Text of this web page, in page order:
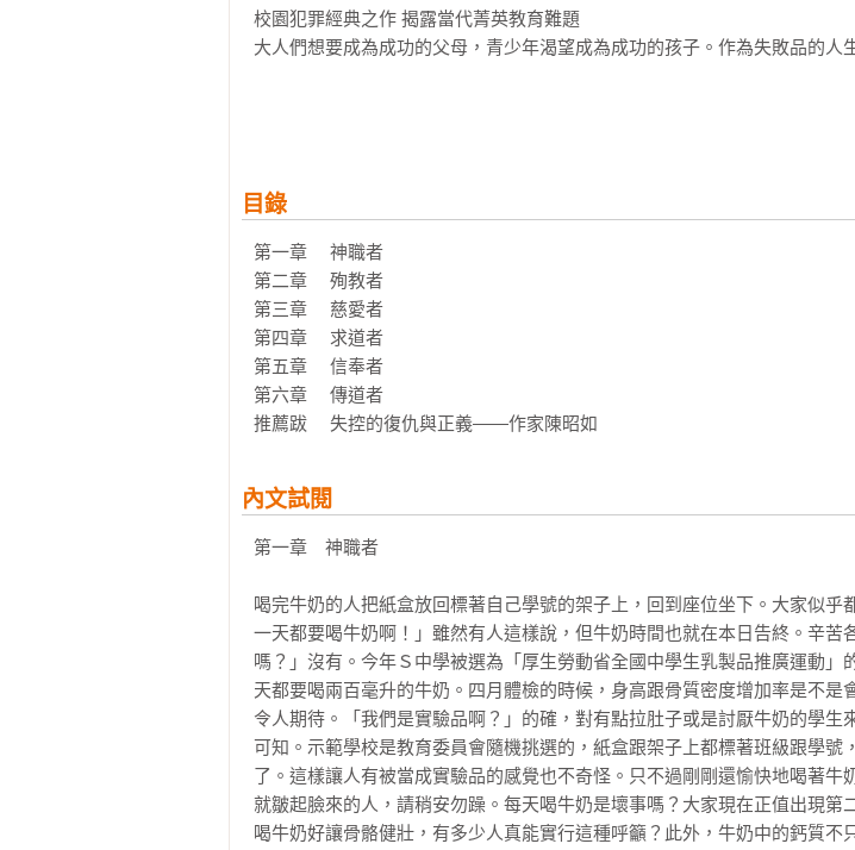
校園犯罪經典之作 揭露當代菁英教育難題
大人們想要成為成功的父母，青少年渴望成為成功的孩子。作為失敗品的
做？如今在自由民主的社會裡，少年暴力犯罪事件依舊頻傳，原因何在？全
能夠解消仇恨，回復人們心中受損的正義嗎？ 」——陳昭如推薦，全文收錄
日本至今銷量已突破三百萬本。
「像湊佳苗這樣的小說家，不是二十年，而是五十年只會出現一位，具有如
――《告白》初版編輯平野優佳
一齣學生與老師共同上演的告白劇，直面生命價值的深刻省思。
持續追問令人困惑的問題，正是《告白》在未來世代的出版任務。
目錄
第一章	神職者
第二章	殉教者
第三章	慈愛者
第四章	求道者
第五章	信奉者
第六章	傳道者
推薦跋	失控的復仇與正義——作家陳昭如
內文試閱
第一章　神職者
喝完牛奶的人把紙盒放回標著自己學號的架子上，回到座位坐下。大家似乎
一天都要喝牛奶啊！」雖然有人這樣說，但牛奶時間也就在本日告終。辛苦
嗎？」沒有。今年Ｓ中學被選為「厚生勞動省全國中學生乳製品推廣運動」
天都要喝兩百毫升的牛奶。四月體檢的時候，身高跟骨質密度增加率是不是
令人期待。「我們是實驗品啊？」的確，對有點拉肚子或是討厭牛奶的學生
可知。示範學校是教育委員會隨機挑選的，紙盒跟架子上都標著班級跟學號
了。這樣讓人有被當成實驗品的感覺也不奇怪。只不過剛剛還愉快地喝著牛
就皺起臉來的人，請稍安勿躁。每天喝牛奶是壞事嗎？大家現在正值出現第
喝牛奶好讓骨骼健壯，有多少人真能實行這種呼籲？此外，牛奶中的鈣質不